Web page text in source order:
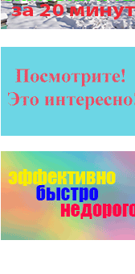
Апирой, Апистоп, Бипин-Т,
Полисан и Гармония…
помощью языка танцев и
статистического
исследования по
долгожителям старше 100
лет…
Пчёлы умеют считать до
четырёх.
Проведя серию
экспериментов, учёные